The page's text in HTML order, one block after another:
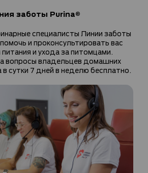
заботы Purina®
специалисты Линии заботы
и проконсультировать вас
и ухода за питомцами.
вопросы владельцев домашних
сутки 7 дней в неделю бесплатно.